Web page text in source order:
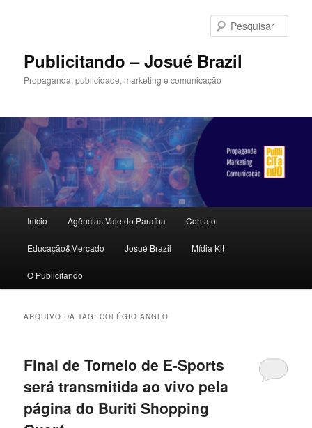
principal
secundárioPublicitando – Josué Brazil
Propaganda, publicidade, marketing e comunicação
principal
Início Agências Vale do Paraíba Contato
Educação&Mercado Josué Brazil Mídia Kit
O Publicitando
ARQUIVO DA TAG:COLÉGIO ANGLO
Final de Torneio de E-Sports
será transmitida ao vivo pela
página do Buriti Shopping